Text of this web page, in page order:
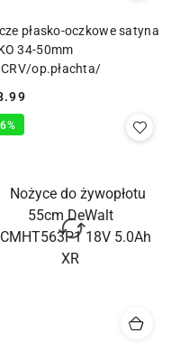
płasko-oczkowe satyna
34-50mm
op.płachta/